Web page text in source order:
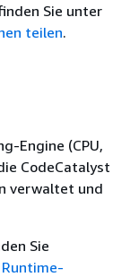
Sie unter
teilen.
Engine (CPU,
CodeCatalyst
verwaltet und
Sie